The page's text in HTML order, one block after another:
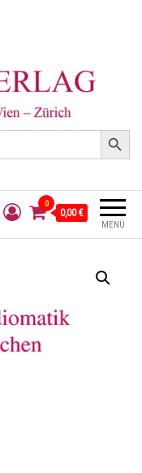
Search Button
MENÜ
0
0,00 €